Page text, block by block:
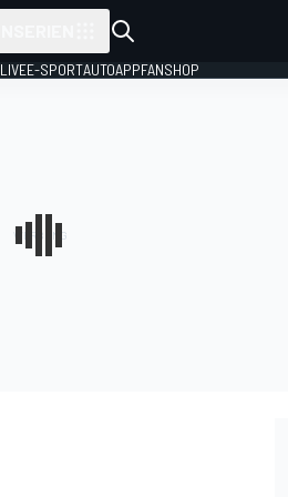
LIVEE-SPORTAUTOAPPFANSHOP